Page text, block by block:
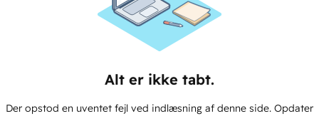
Alt er ikke tabt.
Der opstod en uventet fejl ved indlæsning af denne side. Opdater